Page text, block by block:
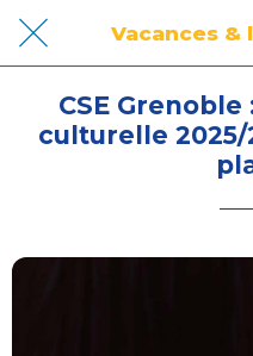
Vacances &
CSE
culturelle 2025/